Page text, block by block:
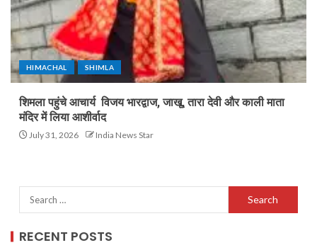
HIMACHAL SHIMLA
शिमला पहुंचे आचार्य विजय भारद्वाज, जाखू, तारा देवी और काली माता
मंदिर में लिया आशीर्वाद
July 31, 2026 India News Star
RECENT POSTS